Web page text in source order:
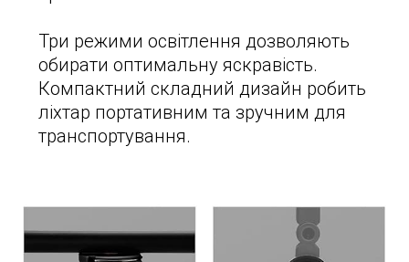
Три режими освітлення дозволяють
обирати оптимальну яскравість.
Компактний складний дизайн робить
ліхтар портативним та зручним для
транспортування.